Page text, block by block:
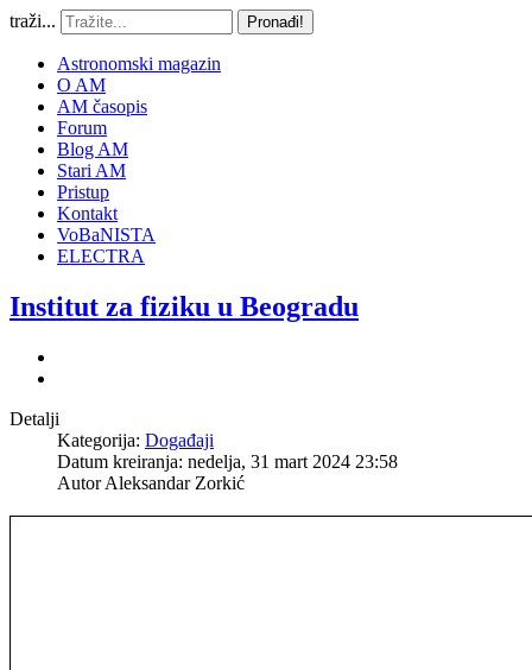
traži... Pronađi!
Astronomski magazin
O AM
AM časopis
Forum
Blog AM
Stari AM
Pristup
Kontakt
VoBaNISTA
ELECTRA
Institut za fiziku u Beogradu
Detalji
Kategorija: Događaji
Datum kreiranja: nedelja, 31 mart 2024 23:58
AutorAleksandar Zorkić